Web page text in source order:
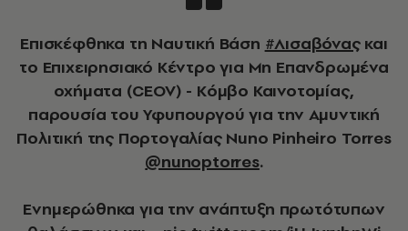
Επισκέφθηκα τη Ναυτική Βάση #Λισαβόναςκαι
το Επιχειρησιακό Κέντρο για Μη Επανδρωμένα
οχήματα (CEOV) - Κόμβο Καινοτομίας,
παρουσία του Υφυπουργού για την Αμυντική
Πολιτική της Πορτογαλίας Nuno Pinheiro Torres
@nunoptorres.
Ενημερώθηκα για την ανάπτυξη πρωτότυπων